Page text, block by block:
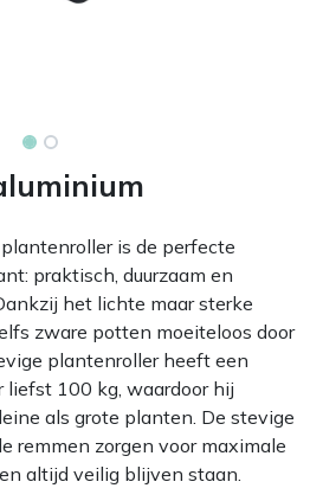
is de perfecte
praktisch, duurzaam en
het lichte maar sterke
zware potten moeiteloos door
plantenroller heeft een
liefst 100 kg, waardoor hij
als grote planten. De stevige
remmen zorgen voor maximale
altijd veilig blijven staan.